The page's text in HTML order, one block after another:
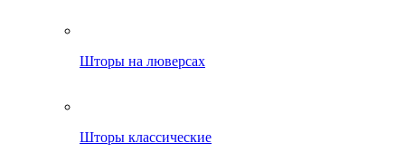
Шторы на люверсах
Шторы классические